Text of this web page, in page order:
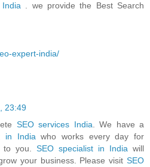
. we provide the Best Search
expert-india/
23:49
SEO services India. We have a
in Indiawho works every day for
to you. SEO specialist in India will
your business. Please visit SEO